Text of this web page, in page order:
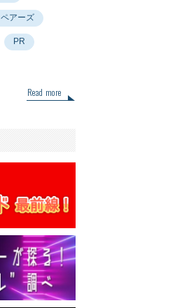
ペアーズ
PR
Read more